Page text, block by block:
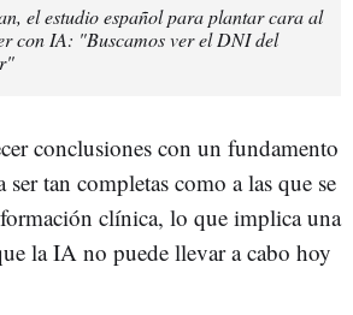
el estudio español para plantar cara al
con IA: "Buscamos ver el DNI del
conclusiones con un fundamento
tan completas como a las que se
clínica, lo que implica una
la IA no puede llevar a cabo hoy